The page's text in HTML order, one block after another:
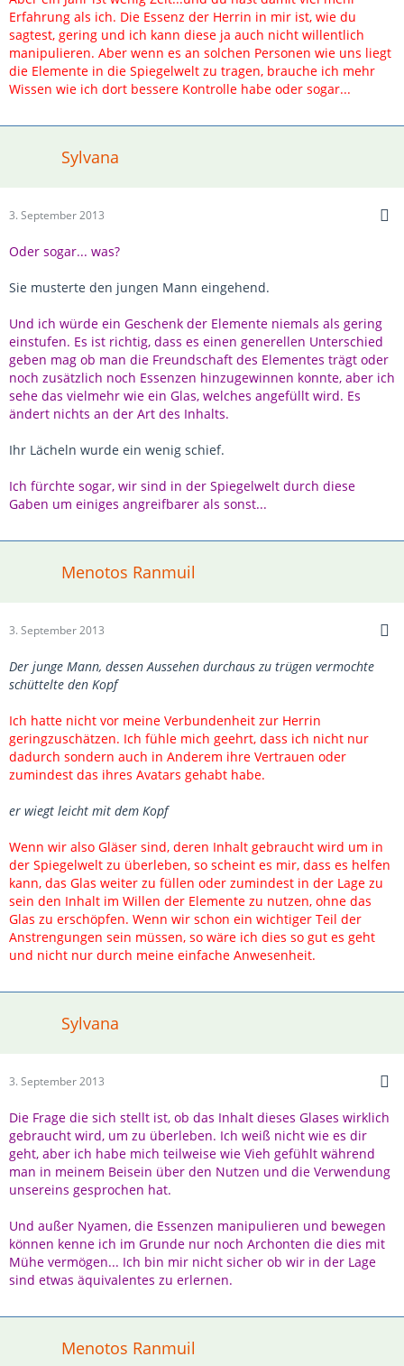
Erfahrung als ich. Die Essenz der Herrin in mir ist, wie du
sagtest, gering und ich kann diese ja auch nicht willentlich
manipulieren. Aber wenn es an solchen Personen wie uns liegt
die Elemente in die Spiegelwelt zu tragen, brauche ich mehr
Wissen wie ich dort bessere Kontrolle habe oder sogar...
Sylvana
3. September 2013
Oder sogar... was?
Sie musterte den jungen Mann eingehend.
Und ich würde ein Geschenk der Elemente niemals als gering
einstufen. Es ist richtig, dass es einen generellen Unterschied
geben mag ob man die Freundschaft des Elementes trägt oder
noch zusätzlich noch Essenzen hinzugewinnen konnte, aber ich
sehe das vielmehr wie ein Glas, welches angefüllt wird. Es
ändert nichts an der Art des Inhalts.
Ihr Lächeln wurde ein wenig schief.
Ich fürchte sogar, wir sind in der Spiegelwelt durch diese
Gaben um einiges angreifbarer als sonst...
Menotos Ranmuil
3. September 2013
Der junge Mann, dessen Aussehen durchaus zu trügen vermochte
schüttelte den Kopf
Ich hatte nicht vor meine Verbundenheit zur Herrin
geringzuschätzen. Ich fühle mich geehrt, dass ich nicht nur
dadurch sondern auch in Anderem ihre Vertrauen oder
zumindest das ihres Avatars gehabt habe.
er wiegt leicht mit dem Kopf
Wenn wir also Gläser sind, deren Inhalt gebraucht wird um in
der Spiegelwelt zu überleben, so scheint es mir, dass es helfen
kann, das Glas weiter zu füllen oder zumindest in der Lage zu
sein den Inhalt im Willen der Elemente zu nutzen, ohne das
Glas zu erschöpfen. Wenn wir schon ein wichtiger Teil der
Anstrengungen sein müssen, so wäre ich dies so gut es geht
und nicht nur durch meine einfache Anwesenheit.
Sylvana
3. September 2013
Die Frage die sich stellt ist, ob das Inhalt dieses Glases wirklich
gebraucht wird, um zu überleben. Ich weiß nicht wie es dir
geht, aber ich habe mich teilweise wie Vieh gefühlt während
man in meinem Beisein über den Nutzen und die Verwendung
unsereins gesprochen hat.
Und außer Nyamen, die Essenzen manipulieren und bewegen
können kenne ich im Grunde nur noch Archonten die dies mit
Mühe vermögen... Ich bin mir nicht sicher ob wir in der Lage
sind etwas äquivalentes zu erlernen.
Menotos Ranmuil